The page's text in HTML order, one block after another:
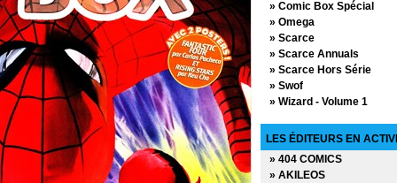
» Comic Box Spécial
» Omega
» Scarce
» Scarce Annuals
» Scarce Hors Série
» Swof
» Wizard - Volume 1
» Wizard Hors Série
LES ÉDITEURS EN
» 404 COMICS
» AKILEOS